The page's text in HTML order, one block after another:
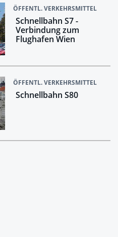
ÖFFENTL. VERKEHRSMITTEL
Schnellbahn S7 -
Verbindung zum
Flughafen Wien
ÖFFENTL. VERKEHRSMITTEL
Schnellbahn S80